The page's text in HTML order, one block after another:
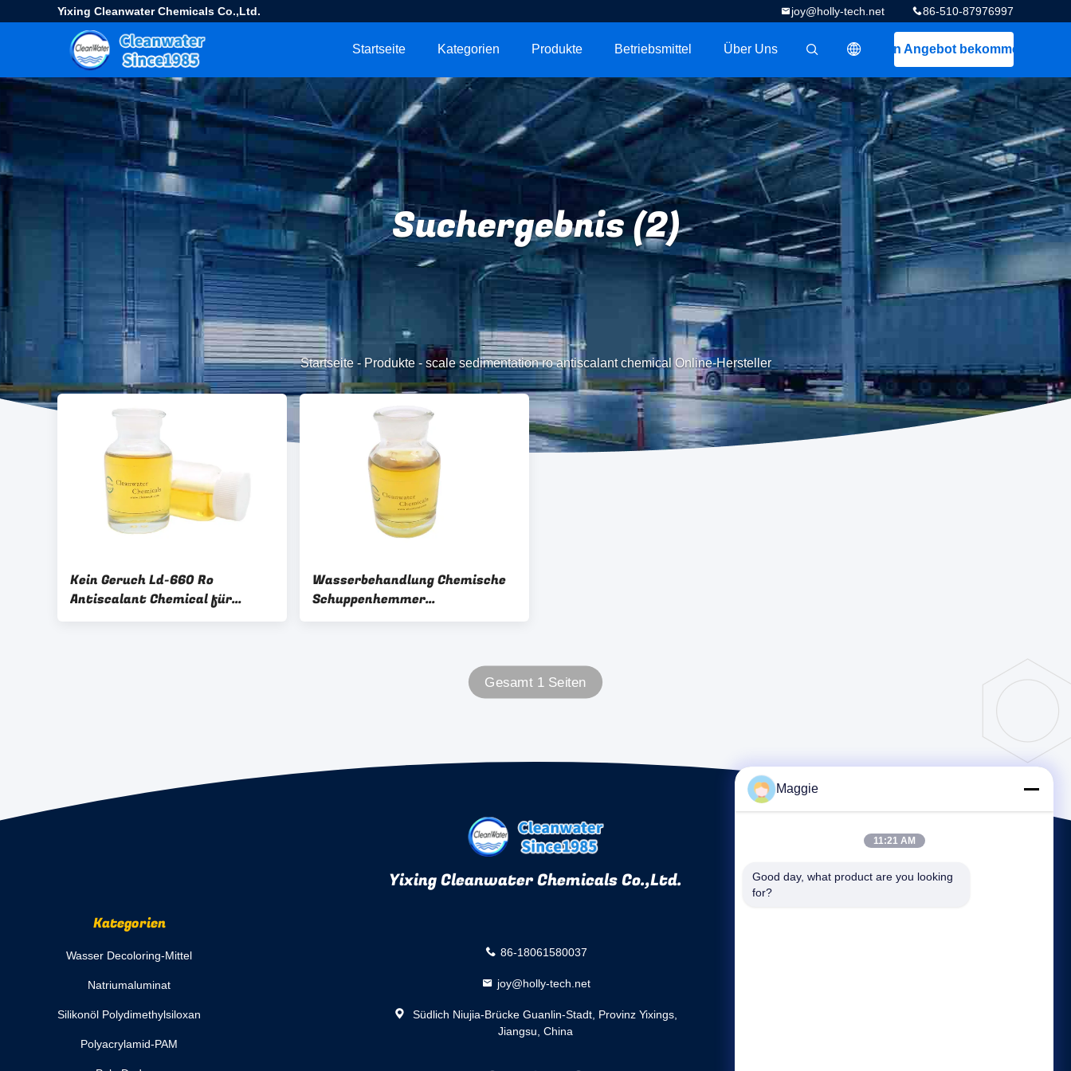
Yixing Cleanwater Chemicals Co.,Ltd. 86-510-87976997
joy@holly-tech.net
Ein Angebot bekommen
描述
Startseite Kategorien Produkte Betriebsmittel Über Uns
Suchergebnis (2)
Startseite- Produkte- scale sedimentation ro antiscalant chemical Online-Hersteller
Kein Geruch Ld-660 Ro
Antiscalant Chemical für
Umkehrosmose-Systeme
Wasserbehandlung Chemische
Schuppenhemmer
Schlammverhütungsmittel
Gesamt 1 Seiten
Yixing Cleanwater Chemicals Co.,Ltd.
Kategorien
Wasser Decoloring-Mittel
Natriumaluminat
Silikonöl Polydimethylsiloxan
Polyacrylamid-PAM
86-18061580037
joy@holly-tech.net
Südlich Niujia-Brücke Guanlin-Stadt, Provinz Yixings,
Jiangsu, China
Maggie
11:21 AM
Good day, what product are you looking
for?